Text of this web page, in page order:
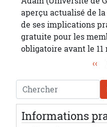
aperçu actualisé de
de ses implications
gratuite pour les
obligatoire avant le 11
‹‹
Chercher
Informations